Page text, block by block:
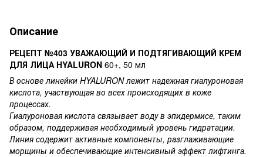
Описание
РЕЦЕПТ №403 УВАЖАЮЩИЙ И ПОДТЯГИВАЮЩИЙ КРЕМ
ДЛЯ ЛИЦА HYALURON 60+, 50 мл
В основе линейки HYALURON лежит надежная гиалуроновая
кислота, участвующая во всех происходящих в коже
процессах.
Гиалуроновая кислота связывает воду в эпидермисе, таким
образом, поддерживая необходимый уровень гидратации.
Линия содержит активные компоненты, разглаживающие
морщины и обеспечивающие интенсивный эффект лифтинга.